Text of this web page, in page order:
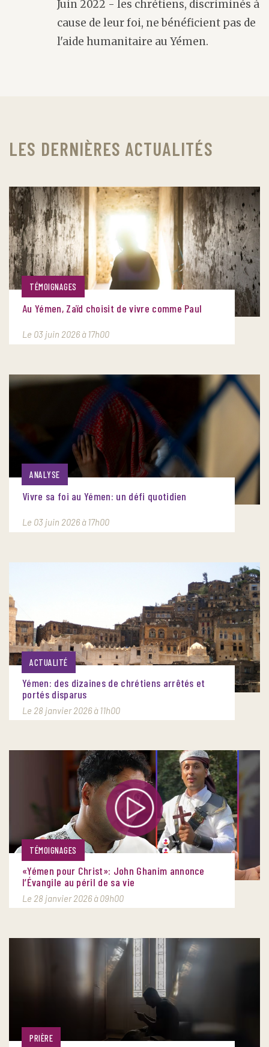
Juin 2022 - les chrétiens, discriminés à
cause de leur foi, ne bénéficient pas de
l'aide humanitaire au Yémen.
LES DERNIÈRES ACTUALITÉS
TÉMOIGNAGES
Au Yémen, Zaïd choisit de vivre comme Paul
Le 03 juin 2026 à 17h00
ANALYSE
Vivre sa foi au Yémen: un défi quotidien
Le 03 juin 2026 à 17h00
ACTUALITÉ
Yémen: des dizaines de chrétiens arrêtés et
portés disparus
Le 28 janvier 2026 à 11h00
TÉMOIGNAGES
«Yémen pour Christ»: John Ghanim annonce
l’Évangile au péril de sa vie
Le 28 janvier 2026 à 09h00
PRIÈRE